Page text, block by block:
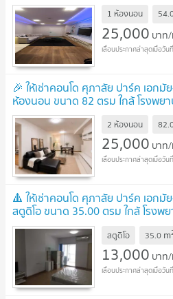
1 ห้องนอน
25,000 บาท
🎉 ให้เช่าคอนโด ศุภาลัย ปาร์ค เอก
ห้องนอน ขนาด 82 ตรม ใกล้ โรงพย
2 ห้องนอน
25,000 บาท
🔺 ให้เช่าคอนโด ศุภาลัย ปาร์ค เอก
สตูดิโอ ขนาด 35.00 ตรม ใกล้ โรงพ
สตูดิโอ 35.0 m
13,000 บาท